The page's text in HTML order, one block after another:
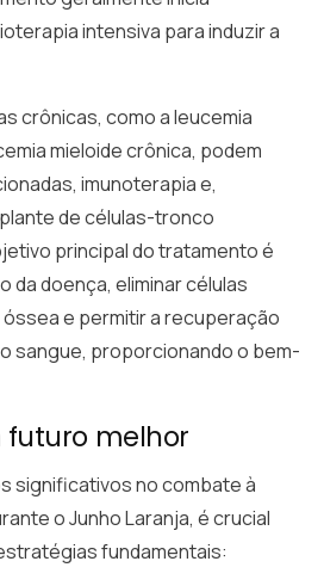
intensiva para induzir a
crônicas, como a leucemia
mieloide crônica, podem
imunoterapia e,
de células-tronco
principal do tratamento é
doença, eliminar células
e permitir a recuperação
sangue, proporcionando o bem-
futuro melhor
significativos no combate à
o Junho Laranja, é crucial
fundamentais: